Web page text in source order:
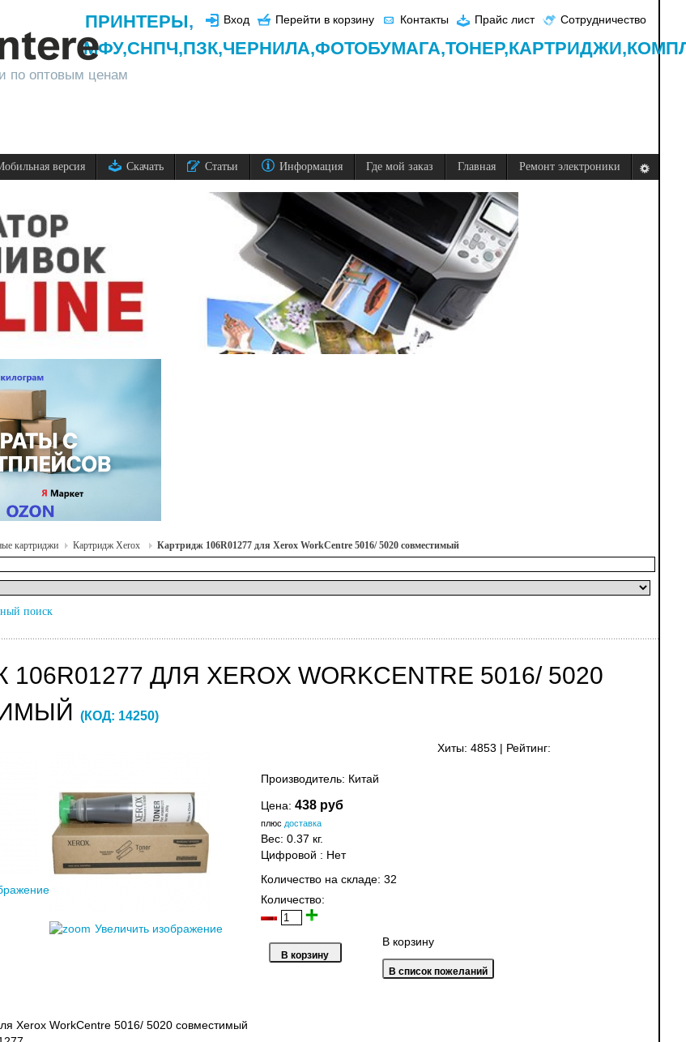
по оптовым ценам
Вход Перейти в корзину Контакты Прайс лист Сотрудничество
ПРИНТЕРЫ,
МФУ,СНПЧ,ПЗК,ЧЕРНИЛА,ФОТОБУМАГА,ТОНЕР,КАРТРИДЖИ,
версия Скачать Статьи Информация Где мой заказ Главная Ремонт электроники
картриджи Картридж Xerox Картридж 106R01277 для Xerox WorkCentre 5016/ 5020 совместимый
поиск
ДЛЯ XEROX WORKCENTRE 5016/ 5020
(КОД: 14250)
Хиты: 4853 Рейтинг:
Увеличить изображение
Производитель: Китай
Цена: 438 руб
плюс доставка
Вес: 0.37 кг.
Цифровой : Нет
Количество на складе: 32
Количество:
В корзину
Xerox WorkCentre 5016/ 5020 совместимый